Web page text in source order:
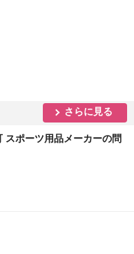
さらに見る
スポーツ用品メーカーの問